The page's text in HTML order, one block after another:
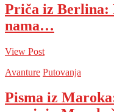
Priča iz Berlina:
nama…
View Post
Avanture Putovanja
Pisma iz